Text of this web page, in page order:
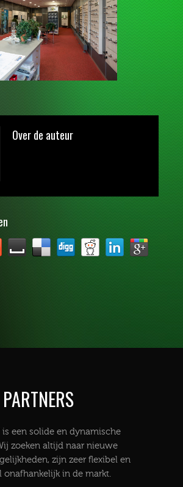
Over de auteur
is een solide en dynamische
zoeken altijd naar nieuwe
zijn zeer flexibel en
onafhankelijk in de markt.